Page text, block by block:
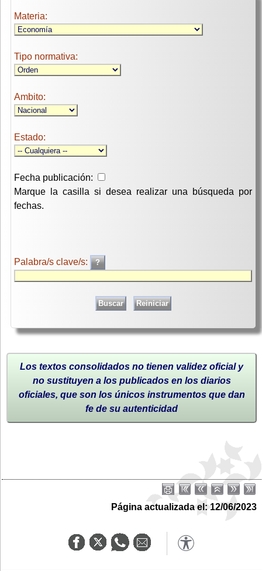
Materia:
Tipo normativa:
Ambito:
Estado:
Fecha publicación:
Marque la casilla si desea realizar una búsqueda por
fechas.
Palabra/s clave/s:
Los textos consolidados no tienen validez oficial y
no sustituyen a los publicados en los diarios
oficiales, que son los únicos instrumentos que dan
fe de su autenticidad
Página actualizada el: 12/06/2023